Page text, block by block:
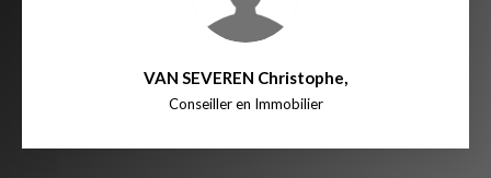
VAN SEVEREN Christophe,
Conseiller en Immobilier